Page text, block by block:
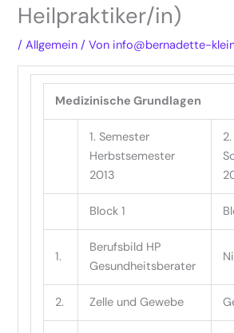
Heilpraktiker/in)
/Allgemein / Von info@bernadette-
Medizinische Grundlagen
1. Semester
Herbstsemester
2013
Block 1
1.
Berufsbild HP
Gesundheitsberater
2. Zelle und Gewebe